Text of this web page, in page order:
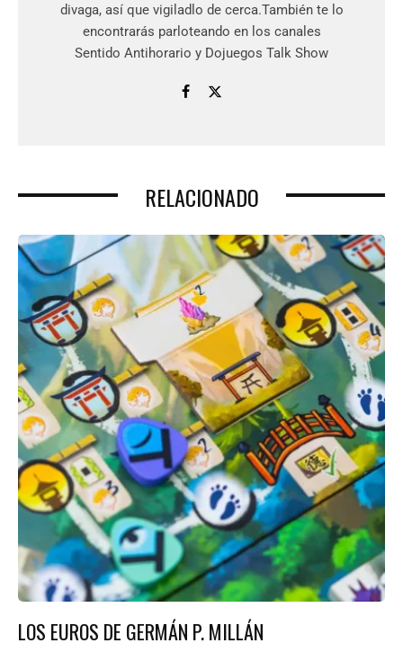
divaga, así que vigiladlo de cerca.También te lo
encontrarás parloteando en los canales
Sentido Antihorario y Dojuegos Talk Show
RELACIONADO
LOS EUROS DE GERMÁN P. MILLÁN